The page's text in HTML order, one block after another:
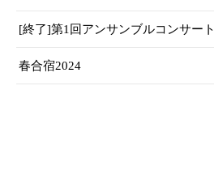
[終了]第1回アンサンブルコンサート
春合宿2024